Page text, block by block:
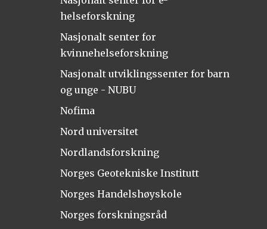
helseforskning
Nasjonalt senter for
kvinnehelseforskning
Nasjonalt utviklingssenter for barn
og unge - NUBU
Nofima
Nord universitet
Nordlandsforskning
Norges Geotekniske Institutt
Norges Handelshøyskole
Norges forskningsråd